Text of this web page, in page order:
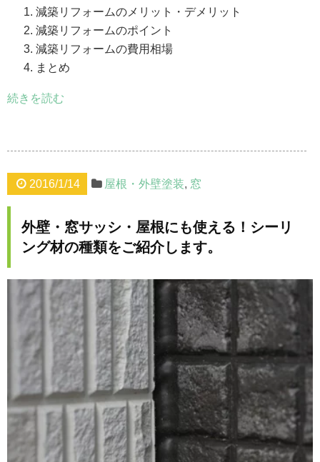
減築リフォームのメリット・デメリット
減築リフォームのポイント
減築リフォームの費用相場
まとめ
続きを読む
2016/1/14 屋根・外壁塗装, 窓
外壁・窓サッシ・屋根にも使える！シーリ
ング材の種類をご紹介します。